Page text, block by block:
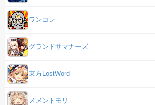
ワンコレ
グランドサマナーズ
東方LostWord
メメントモリ